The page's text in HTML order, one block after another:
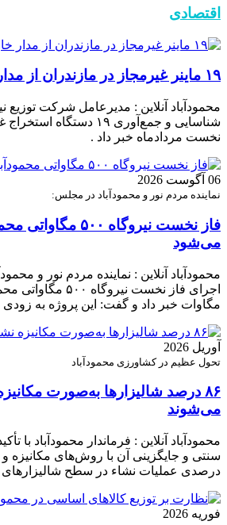
اقتصادی
۱۹ ماینر غیرمجاز در مازندران از مدار خارج شد
محمودآباد آنلاین : مدیرعامل شرکت توزیع
شناسایی و جمع‌آوری ۱۹
نخست مردادماه خبر داد .
06 آگوست 2026
نماینده مردم نور و محمودآباد در مجلس:
فاز نخست نیروگاه
می‌شود
محمودآباد آنلاین : نماینده مردم نور و
مگاوات خبر داد و گفت: این پروژه به
آوریل 2026
تحول عظیم در کشاورزی محمودآباد
۸۶ درصد شالیزارها به‌صورت
می‌شوند
محمودآباد آنلاین : فرماندار محمودآباد با
درصدی عملیات نشاء در سطح شالیزارهای
فوریه 2026